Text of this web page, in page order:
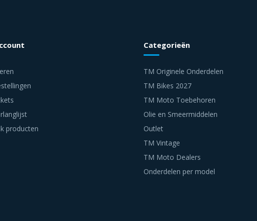
producten
Categorieën
TM Originele Onderdelen
TM Bikes 2027
TM Moto Toebehoren
Olie en Smeermiddelen
Outlet
TM Vintage
TM Moto Dealers
Onderdelen per model